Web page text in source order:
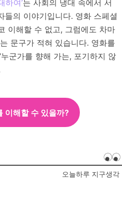
하여’는 사회의 냉대 속에서 서
들의 이야기입니다. 영화 스페셜
이해할 수 없고, 그럼에도 차마
문구가 적혀 있습니다. 영화를
군가를 향해 가는, 포기하지 않
이해할 수 있을까?
오늘하루 지구생각